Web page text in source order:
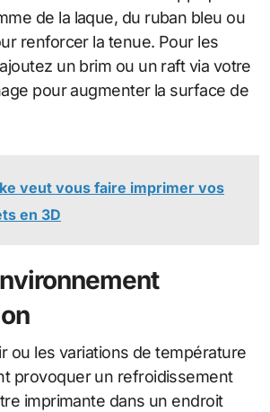
de la laque, du ruban bleu ou
renforcer la tenue. Pour les
un brim ou un raft via votre
pour augmenter la surface de
veut vous faire imprimer vos
en 3D
ou les variations de température
provoquer un refroidissement
imprimante dans un endroit